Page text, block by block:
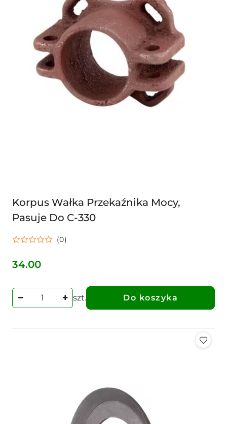
Korpus Wałka Przekaźnika Mocy,
Pasuje Do C-330
(0)
Cena:
34.00
szt. Do koszyka